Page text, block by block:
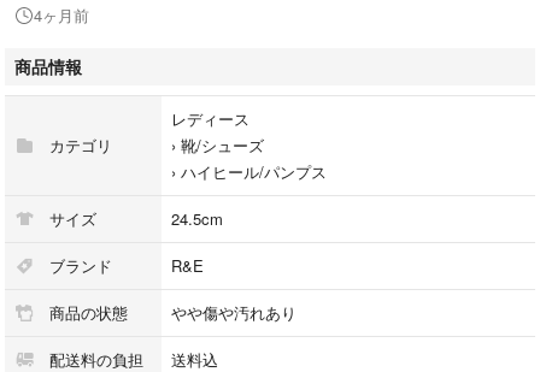
4ヶ月前
商品情報
カテゴリ
レディース
› 靴/シューズ
› ハイヒール/パンプス
サイズ 24.5cm
ブランド R&E
商品の状態 やや傷や汚れあり
配送料の負担 送料込